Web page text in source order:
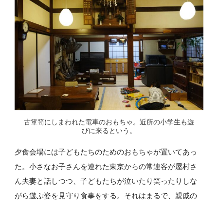
古箪笥にしまわれた電車のおもちゃ。近所の小学生も遊
びに来るという。
夕食会場には子どもたちのためのおもちゃが置いてあっ
た。小さなお子さんを連れた東京からの常連客が屋村さ
ん夫妻と話しつつ、子どもたちが泣いたり笑ったりしな
がら遊ぶ姿を見守り食事をする。それはまるで、親戚の